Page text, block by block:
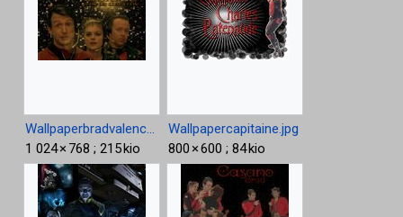
Wallpaperbradvalencecap1024.jpg
1 024 × 768 ; 215 kio
Wallpapercapitaine.jpg
800 × 600 ; 84 kio